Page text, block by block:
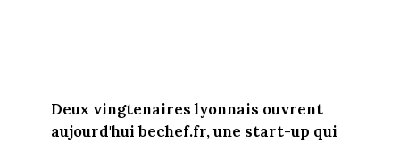
Deux vingtenaires lyonnais ouvrent
aujourd'hui bechef.fr, une start-up qui